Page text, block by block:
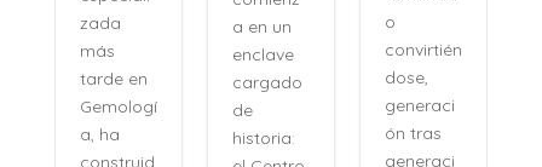
zada
más
tarde en
Gemologí
a, ha
construid
a en un
enclave
cargado
de
historia:
o
convirtién
dose,
generaci
ón tras
generaci